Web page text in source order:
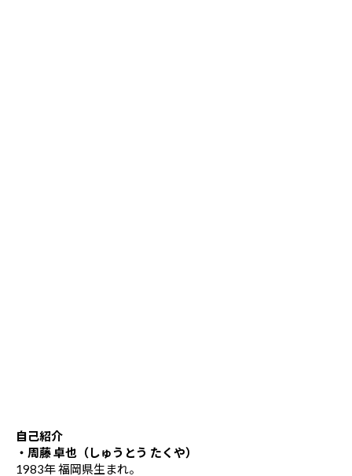
自己紹介
・周藤 卓也（しゅうとう たくや）
1983年 福岡県生まれ。